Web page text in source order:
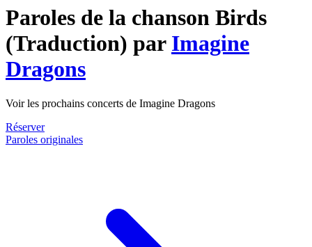
Paroles de la chanson Birds
(Traduction) par Imagine
Dragons
Voir les prochains concerts de Imagine Dragons
Réserver
Paroles originales